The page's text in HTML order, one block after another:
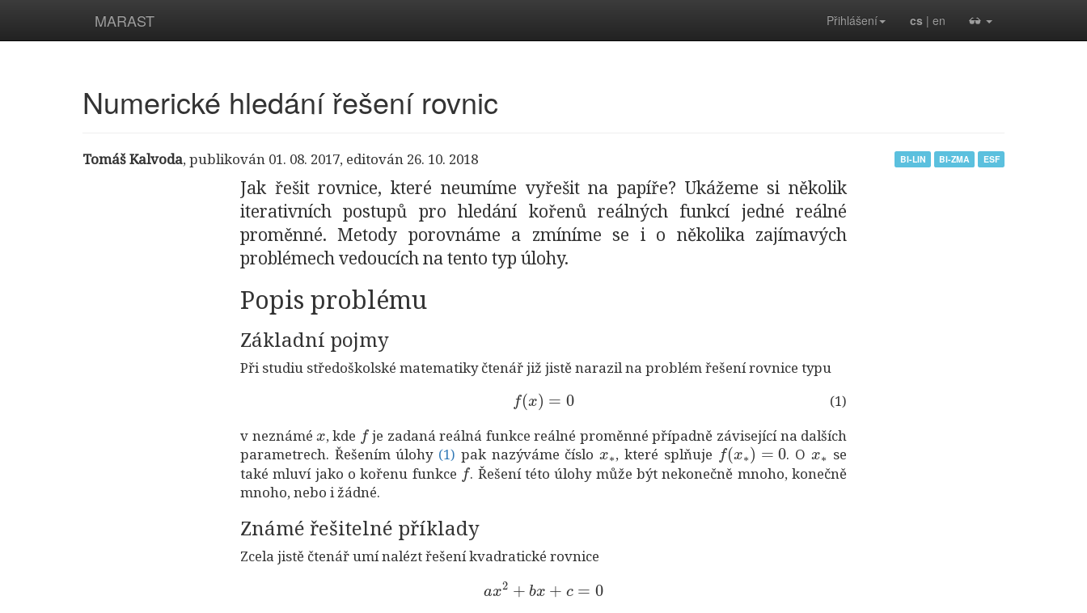
MARAST Přihlášení cs | en
Numerické hledání řešení rovnic
Tomáš Kalvoda,publikován 01. 08. 2017, editován 26. 10. 2018 BI-LIN BI-ZMA ESF
Jak řešit rovnice, které neumíme vyřešit na papíře? Ukážeme si několik
iterativních postupů pro hledání kořenů reálných funkcí jedné reálné
proměnné. Metody porovnáme a zmíníme se i o několika zajímavých
problémech vedoucích na tento typ úlohy.
Popis problému
Základní pojmy
Při studiu středoškolské matematiky čtenář již jistě narazil na problém řešení rovnice typu
(1)
(1)f( x)=0
v neznámé , kde
je zadaná reálná funkce reálné proměnné případně závisející na dalších
parametrech. Řešením úlohy
(1)
(1)
pak nazýváme číslo
x∗
, které splňuje
f(x∗)=0
. O
x∗
se
také mluví jako o kořenu funkce
f
. Řešení této úlohy může být nekonečně mnoho, konečně
mnoho, nebo i žádné.
Známé řešitelné příklady
Zcela jistě čtenář umí nalézt řešení kvadratické rovnice
ax 2 + +